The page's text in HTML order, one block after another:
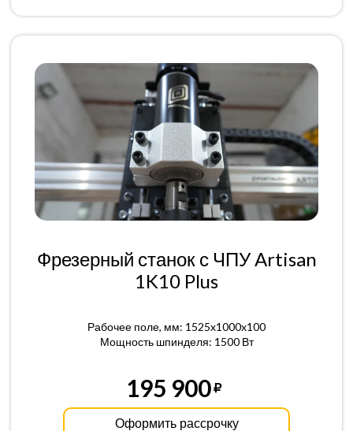
Фрезерный станок с ЧПУ Artisan
1K10 Plus
Рабочее поле, мм: 1525x1000x100
Мощность шпинделя: 1500 Вт
195 900
Оформить рассрочку